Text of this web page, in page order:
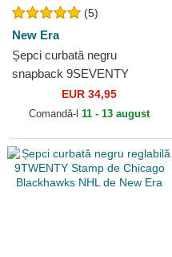
(5)
New Era
Șepci curbată negru
snapback 9SEVENTY
Stretch Snap Stated de
Chicago Blackhawks NHL de
EUR 34,95
Comandă-l 11 - 13 august